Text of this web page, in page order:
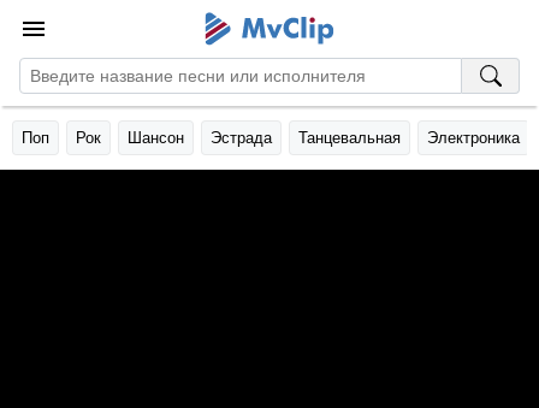
Поп Рок Шансон Эстрада Танцевальная Электроника